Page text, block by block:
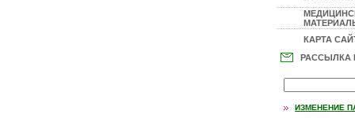
КАРТА
РАССЫЛКА
ИЗМЕНЕНИЕ